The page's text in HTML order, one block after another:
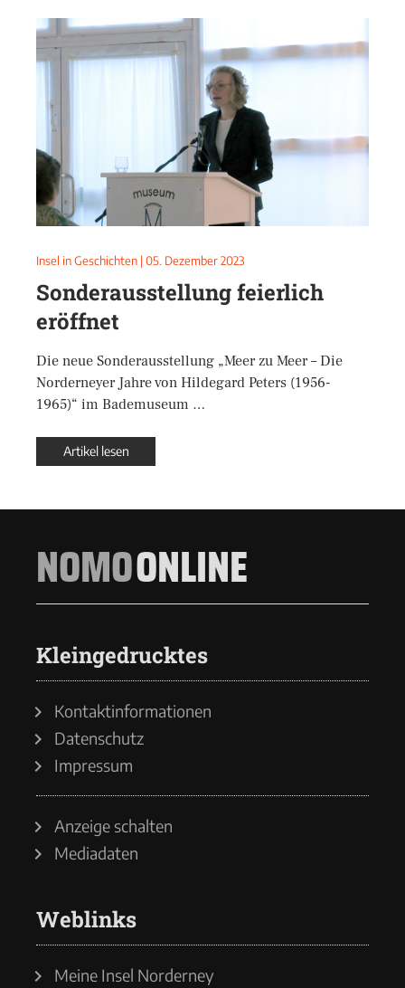
Insel in Geschichten | 05. Dezember 2023
Sonderausstellung feierlich
eröffnet
Die neue Sonderausstellung „Meer zu Meer – Die
Norderneyer Jahre von Hildegard Peters (1956-
1965)“ im Bademuseum …
Artikel lesen
NOMOONLINE
Kleingedrucktes
Kontaktinformationen
Datenschutz
Impressum
Anzeige schalten
Mediadaten
Weblinks
Meine Insel Norderney